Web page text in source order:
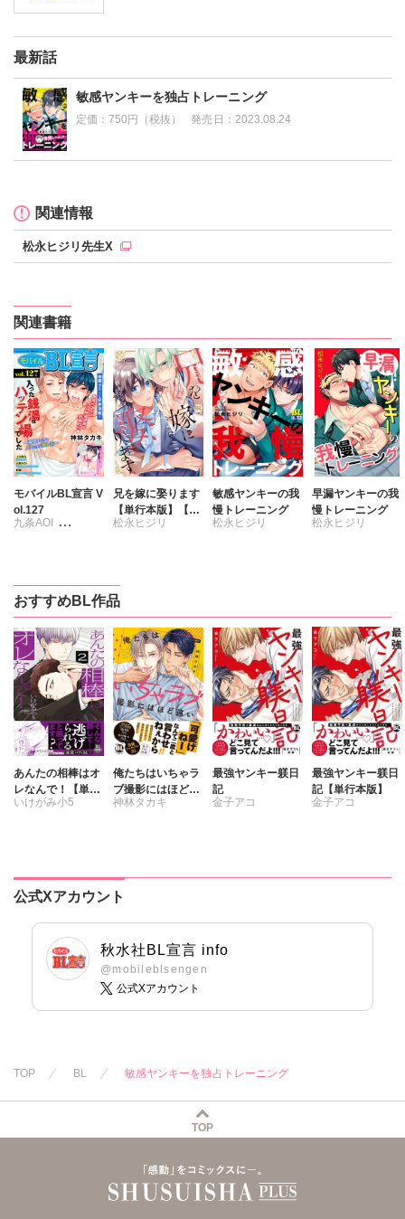
最新話
敏感ヤンキーを独占トレーニング
定価：750円（税抜） 発売日： 2023.08.24
関連情報
松永ヒジリ先生X
関連書籍
モバイルBL宣言 V
ol.127
九条AOI
神林タカキ 野園
兄を嫁に娶ります
【単行本版】【電
子限定特典付き】
松永ヒジリ
敏感ヤンキーの我
慢トレーニング
松永ヒジリ
早漏ヤンキーの我
慢トレーニング
松永ヒジリ
おすすめBL作品
あんたの相棒はオ
レなんで！【単行
本版】2
いけがみ小5
俺たちはいちゃラ
ブ撮影にはほど遠
い
神林タカキ
最強ヤンキー躾日
記
金子アコ
最強ヤンキー躾日
記【単行本版】
金子アコ
公式Xアカウント
秋水社BL宣言 info
@mobileblsengen
公式Xアカウント
TOP BL 敏感ヤンキーを独占トレーニング
TOP